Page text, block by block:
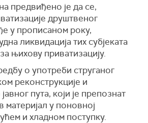
предвиђено је да се,
друштвеног
у прописаном року,
ликвидација тих субјеката
њихову приватизацију.
о употреби струганог
реконструкције и
пута, који је препознат
у поновној
и хладном поступку.